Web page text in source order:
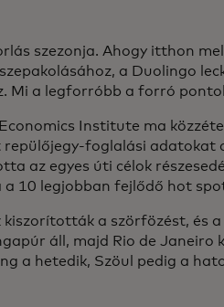
szezonja. Ahogy itthon
a Duolingo
Mi a legforróbb a forró
Institute ma
repülőjegy-foglalási adatokat
az egyes úti célok
a 10 legjobban fejlődő hot
kiszorították a szörfözést, és
áll, majd Rio de Janeiro
a hetedik, Szöul pedig a